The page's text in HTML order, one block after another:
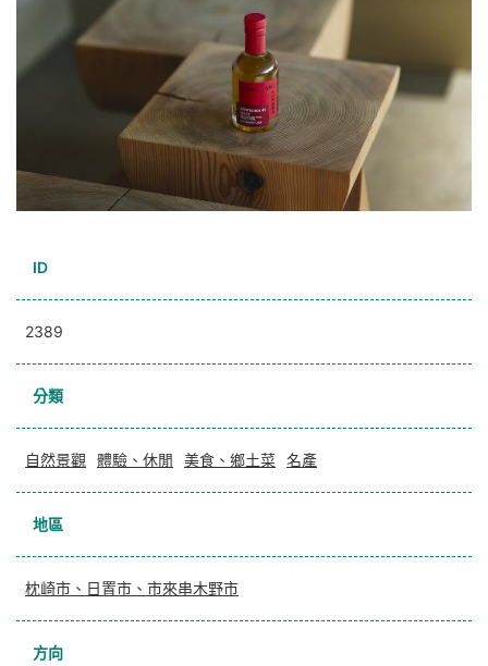
ID
2389
分類
自然景觀 體驗、休閒 美食、鄉土菜 名產
地區
枕崎市、日置市、市來串木野市
方向